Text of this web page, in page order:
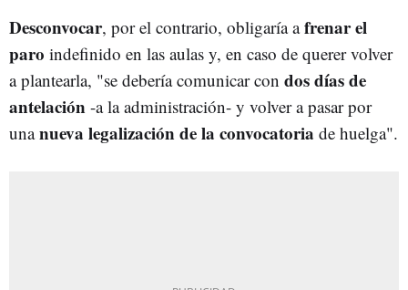
Desconvocar, por el contrario, obligaría afrenar el
paro indefinido en las aulas y, en caso de querer volver
a plantearla, "se debería comunicar con dos días de
antelación -a la administración- y volver a pasar por
unanueva legalización de la convocatoria de huelga".